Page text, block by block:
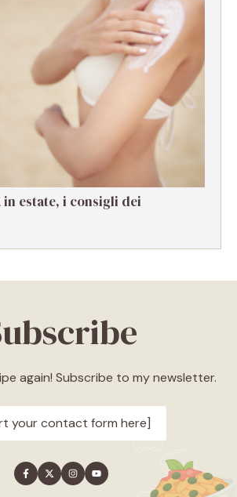
estate, i consigli dei
again! Subscribe to my newsletter.
your contact form here]